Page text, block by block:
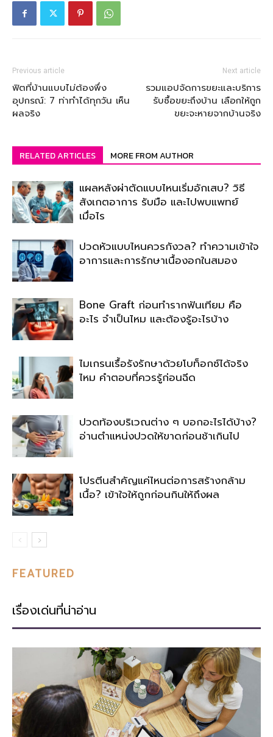
Previous article
ฟิตที่บ้านแบบไม่ต้องพึ่ง
อุปกรณ์: 7 ท่าทำได้ทุกวัน เห็น
ผลจริง
Next article
รวมแอปจัดการขยะและบริการ
รับซื้อขยะถึงบ้าน เลือกให้ถูก
ขยะจะหายจากบ้านจริง
RELATED ARTICLES MORE FROM AUTHOR
แผลหลังผ่าตัดแบบไหนเริ่มอักเสบ? วิธี
สังเกตอาการ รับมือ และไปพบแพทย์
เมื่อไร
ปวดหัวแบบไหนควรกังวล? ทำความเข้าใจ
อาการและการรักษาเนื้องอกในสมอง
Bone Graft ก่อนทำรากฟันเทียม คือ
อะไร จำเป็นไหม และต้องรู้อะไรบ้าง
ไมเกรนเรื้อรังรักษาด้วยโบท็อกซ์ได้จริง
ไหม คำตอบที่ควรรู้ก่อนฉีด
ปวดท้องบริเวณต่าง ๆ บอกอะไรได้บ้าง?
อ่านตำแหน่งปวดให้ขาดก่อนช้าเกินไป
โปรตีนสำคัญแค่ไหนต่อการสร้างกล้าม
เนื้อ? เข้าใจให้ถูกก่อนกินให้ถึงผล
FEATURED
เรื่องเด่นที่น่าอ่าน